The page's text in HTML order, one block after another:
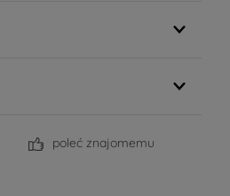
poleć znajomemu